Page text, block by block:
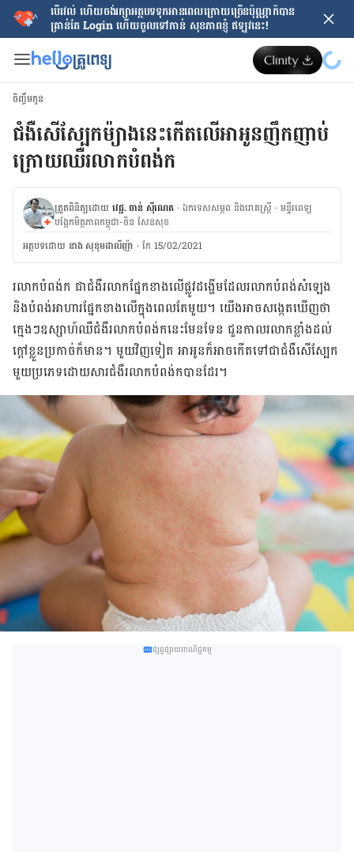
បើរវល់ ហើយចង់​រក្សាអត្ថបទទុកអានពេលក្រោយ​ច្រើនប៉ុណ្ណាក៏បាន
គ្រាន់តែ​ Login ហើយចូលទៅកាន់ សុខភាពខ្ញុំ ឥឡូវនេះ!
ចិញ្ចឹមកូន
ជំងឺសើស្បែកម៉្យាងនេះកើតលើអាអូនញឹកញាប់
ក្រោយឈឺរលាកបំពង់ក
ត្រួតពិនិត្យដោយ វេជ្ជ. ចាន់ ស៊ីណេត ·ឯកទេសសម្ភព និងរោគស្ត្រី ·ម​ន្ទីរពេទ្យ
បង្អែកមិត្តភាពកម្ពុជា-ចិន សែនសុខ
អត្ថបទ​ដោយ នាង សុខុមដាលីញ៉ា ·កែ 15/02/2021
រលាកបំពង់ក ​ជា​ជំងឺ​រលាកផ្នែក​ខាងលើ​ផ្លូវ​ដង្ហើមដែល​រលាកបំពង់សំឡេង ​
និងបំពង់អាហារផ្នែក​ខាងលើក្នុង​ពេលតែ​មួយ។ យើង​អាច​សង្កេត​ឃើញ​ថា
ក្មេង​ៗឧស្សាហ៍​ឈឺ​ជំងឺ​រលាក​បំពង់​ក​នេះ​មែន​ទែន ជួន​កាល​រលាក​ខ្លាំង​ដល់​
ក្ដៅ​ខ្លួន​ប្រកាច់​ក៏មា​ន។ មួយ​វិញ​ទៀត អា​អូន​ក៏​អាច​កើត​ទៅ​ជា​ជំងឺ​សើស្បែក​
មួយ​ប្រភេទ​ដោយ​សារ​ជំងឺ​រលាក​បំពង់​ក​បាន​ដែរ។
ផ្សព្វផ្សាយពាណិជ្ជកម្ម